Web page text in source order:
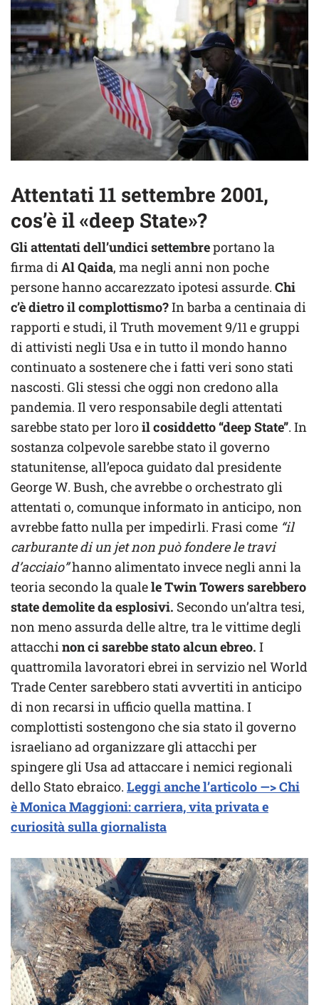
Attentati 11 settembre 2001,
cos’è il «deep State»?
Gli attentati dell’undici settembreportano la
firma diAl Qaida, ma negli anni non poche
persone hanno accarezzato ipotesi assurde. Chi
c’è dietro il complottismo?In barba a centinaia di
rapporti e studi, il Truth movement 9/11 e gruppi
di attivisti negli Usa e in tutto il mondo hanno
continuato a sostenere che i fatti veri sono stati
nascosti. Gli stessi che oggi non credono alla
pandemia. Il vero responsabile degli attentati
sarebbe stato per loroil cosiddetto “deep State”. In
sostanza colpevole sarebbe stato il governo
statunitense, all’epoca guidato dal presidente
George W. Bush, che avrebbe o orchestrato gli
attentati o, comunque informato in anticipo, non
avrebbe fatto nulla per impedirli. Frasi come “il
carburante di un jet non può fondere le travi
d’acciaio”hanno alimentato invece negli anni la
teoria secondo la qualele Twin Towers sarebbero
state demolite da esplosivi. Secondo un’altra tesi,
non meno assurda delle altre, tra le vittime degli
attacchinon ci sarebbe stato alcun ebreo. I
quattromila lavoratori ebrei in servizio nel World
Trade Center sarebbero stati avvertiti in anticipo
di non recarsi in ufficio quella mattina. I
complottisti sostengono che sia stato il governo
israeliano ad organizzare gli attacchi per
spingere gli Usa ad attaccare i nemici regionali
dello Stato ebraico. Leggi anche l’articolo —> Chi
è Monica Maggioni: carriera, vita privata e
curiosità sulla giornalista